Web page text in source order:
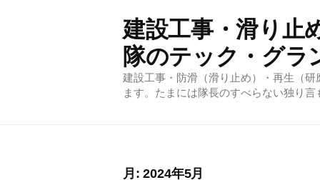
建設工事・滑り止
隊のテック・グラ
建設工事・防滑（滑り止め）・再生（
ます。たまには隊長のすべらない独り言
月:2024年5月